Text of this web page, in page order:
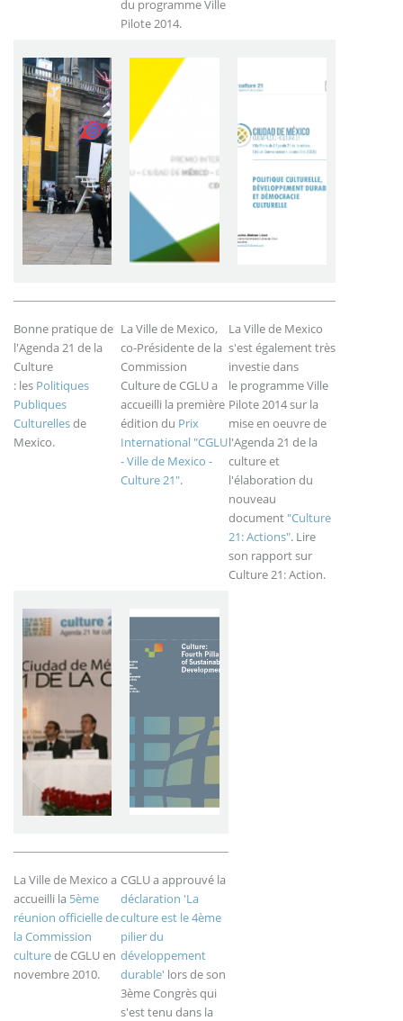
du programme Ville
Pilote 2014.
Bonne pratique de
l'Agenda 21 de la
Culture
: les Politiques
Publiques
Culturellesde
Mexico.
La Ville de Mexico,
co-Présidente de la
Commission
Culture de CGLU a
accueilli la première
édition du Prix
International "CGLU
- Ville de Mexico -
Culture 21".
La Ville de Mexico
s'est également très
investie dans
le programme Ville
Pilote 2014 sur la
mise en oeuvre de
l'Agenda 21 de la
culture et
l'élaboration du
nouveau
document "Culture
21: Actions". Lire
son rapport sur
Culture 21: Action.
La Ville de Mexico a
accueilli la 5ème
réunion officielle de
la Commission
culturede CGLU en
novembre 2010.
CGLU a approuvé la
déclaration 'La
culture est le 4ème
pilier du
développement
durable' lors de son
3ème Congrès qui
s'est tenu dans la